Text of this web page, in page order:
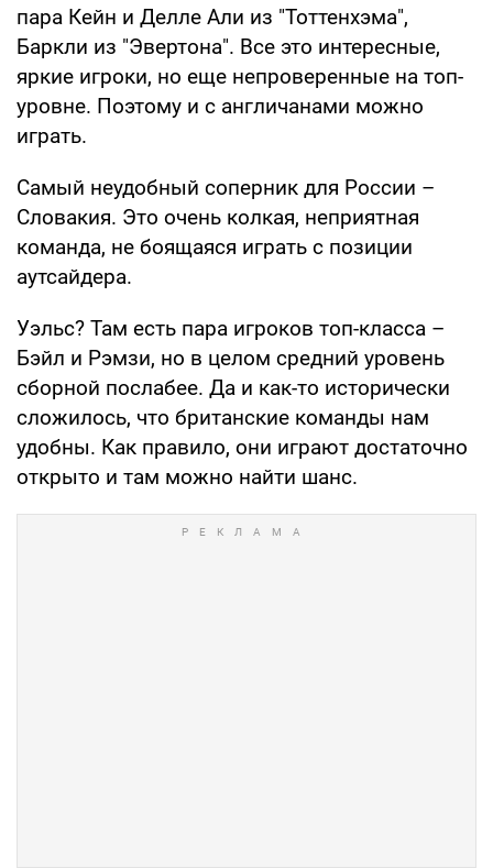
пара Кейн и Делле Али из "Тоттенхэма",
Баркли из "Эвертона". Все это интересные,
яркие игроки, но еще непроверенные на топ-
уровне. Поэтому и с англичанами можно
играть.
Самый неудобный соперник для России –
Словакия. Это очень колкая, неприятная
команда, не боящаяся играть с позиции
аутсайдера.
Уэльс? Там есть пара игроков топ-класса –
Бэйл и Рэмзи, но в целом средний уровень
сборной послабее. Да и как-то исторически
сложилось, что британские команды нам
удобны. Как правило, они играют достаточно
открыто и там можно найти шанс.